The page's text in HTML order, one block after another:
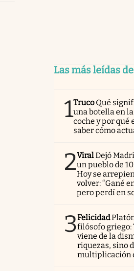
Las más leídas
1Truco Qué
una botella en
coche y por
saber cómo
2ViralDejó
un pueblo de
Hoy se
volver: “Gané
pero perdí en
3Felicidad
filósofo griego:
viene de la
riquezas, sino
multiplicación